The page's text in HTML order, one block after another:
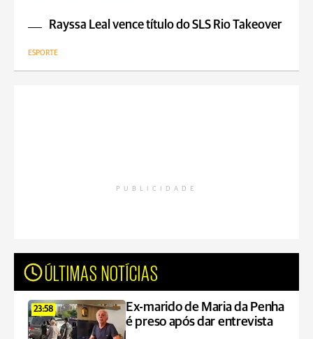
Rayssa Leal vence título do SLS Rio Takeover
ESPORTE
PUBLICIDADE
ÚLTIMAS NOTÍCIAS
23:58
Ex-marido de Maria da Penha
é preso após dar entrevista